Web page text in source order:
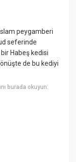
seferinde
Habeş kedisi
de bu kediyi
burada okuyun: